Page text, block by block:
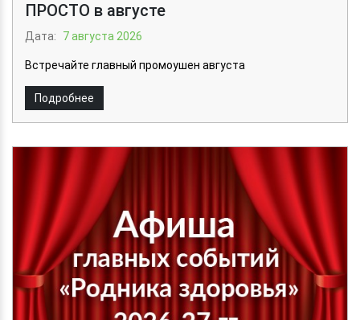
ПРОСТО в августе
Дата: 7 августа 2026
Встречайте главный промоушен августа
Подробнее